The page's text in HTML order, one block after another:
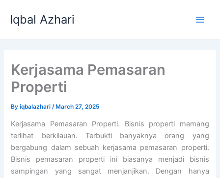
content
Iqbal Azhari
Kerjasama Pemasaran
Properti
Byiqbalazhari /March 27, 2025
Kerjasama Pemasaran Properti. Bisnis properti memang
terlihat berkilauan. Terbukti banyaknya orang yang
bergabung dalam sebuah kerjasama pemasaran properti.
Bisnis pemasaran properti ini biasanya menjadi bisnis
sampingan yang sangat menjanjikan. Dengan hanya